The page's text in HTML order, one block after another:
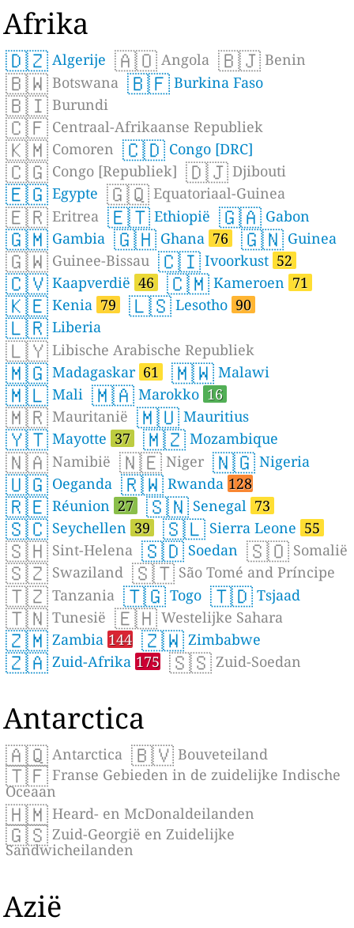
Afrika
🇩🇿 Algerije 🇦🇴 Angola 🇧🇯 Benin
🇧🇼 Botswana 🇧🇫 Burkina Faso
🇧🇮 Burundi
🇨🇫 Centraal-Afrikaanse Republiek
🇰🇲 Comoren 🇨🇩 Congo [DRC]
🇨🇬 Congo [Republiek] 🇩🇯 Djibouti
🇪🇬 Egypte 🇬🇶 Equatoriaal-Guinea
🇪🇷 Eritrea 🇪🇹 Ethiopië 🇬🇦 Gabon
🇬🇲 Gambia 🇬🇭 Ghana 76 🇬🇳 Guinea
🇬🇼 Guinee-Bissau 🇨🇮 Ivoorkust 52
🇨🇻 Kaapverdië 46 🇨🇲 Kameroen 71
🇰🇪 Kenia 79 🇱🇸 Lesotho 90
🇱🇷 Liberia
🇱🇾 Libische Arabische Republiek
🇲🇬 Madagaskar 61 🇲🇼 Malawi
🇲🇱 Mali 🇲🇦 Marokko 16
🇲🇷 Mauritanië 🇲🇺 Mauritius
🇾🇹 Mayotte 37 🇲🇿 Mozambique
🇳🇦 Namibië 🇳🇪 Niger 🇳🇬 Nigeria
🇺🇬 Oeganda 🇷🇼 Rwanda 128
🇷🇪 Réunion 27 🇸🇳 Senegal 73
🇸🇨 Seychellen 39 🇸🇱 Sierra Leone 55
🇸🇭 Sint-Helena 🇸🇩 Soedan 🇸🇴 Somalië
🇸🇿 Swaziland 🇸🇹 São Tomé and Príncipe
🇹🇿 Tanzania 🇹🇬 Togo 🇹🇩 Tsjaad
🇹🇳 Tunesië 🇪🇭 Westelijke Sahara
🇿🇲 Zambia 144 🇿🇼 Zimbabwe
🇿🇦 Zuid-Afrika 175 🇸🇸 Zuid-Soedan
Antarctica
🇦🇶 Antarctica 🇧🇻 Bouveteiland
🇹🇫 Franse Gebieden in de zuidelijke Indische
Oceaan
🇭🇲 Heard- en McDonaldeilanden
🇬🇸 Zuid-Georgië en Zuidelijke
Sandwicheilanden
Azië